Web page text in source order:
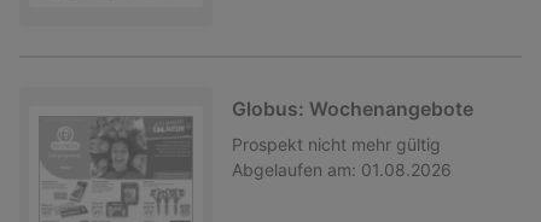
Globus: Wochenangebote
Prospekt nicht mehr gültig
Abgelaufen am: 01.08.2026